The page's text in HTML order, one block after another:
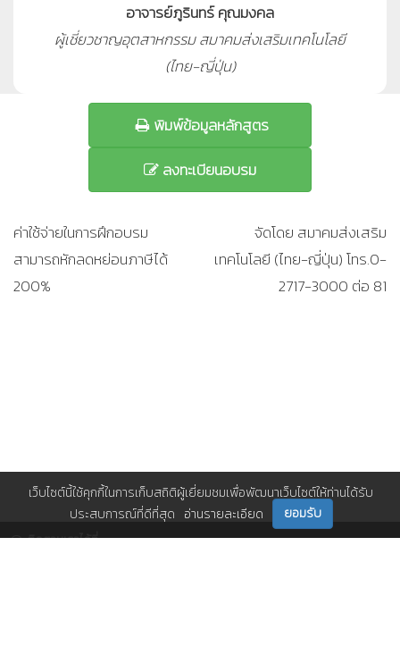
อาจารย์ภูรินทร์ คุณมงคล
ผู้เชี่ยวชาญอุตสาหกรรม สมาคมส่งเสริมเทคโนโลยี
(ไทย-ญี่ปุ่น)
พิมพ์ข้อมูลหลักสูตร
ลงทะเบียนอบรม
ค่าใช้จ่ายในการฝึกอบรม
สามารถหักลดหย่อนภาษีได้
200%
จัดโดย สมาคมส่งเสริม
เทคโนโลยี (ไทย-ญี่ปุ่น) โทร.0-
2717-3000 ต่อ 81
ติดตามเราได้ที่
เว็บไซต์นี้ใช้คุกกี้ในการเก็บสถิติผู้เยี่ยมชมเพื่อพัฒนาเว็บไซต์ให้ท่านได้รับ
ประสบการณ์ที่ดีที่สุด อ่านรายละเอียด ยอมรับ